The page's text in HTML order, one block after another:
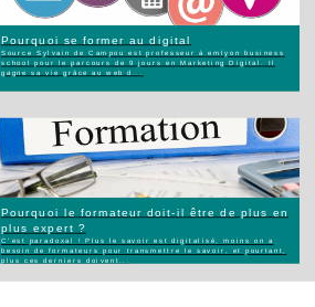
Pourquoi se former au digital
Source Sylvain de Campou est professeur à emlyon business
school pour le parcours de 9 jours en Marketing Digital. Il
gagne sa vie grâce au web d...
Pourquoi le formateur doit-il être de plus en
plus expert ?
C’est paradoxal ! Plus le savoir est digitalisé, moins on a